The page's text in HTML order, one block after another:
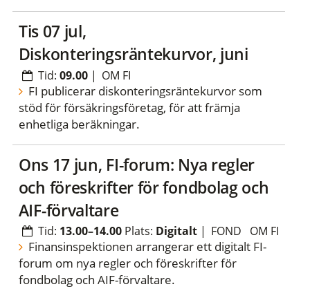
tis 07 jul,
Diskonteringsräntekurvor, juni
Tid:09.00 | OM FI
FI publicerar diskonteringsräntekurvor som
stöd för försäkringsföretag, för att främja
enhetliga beräkningar.
ons 17 jun, FI-forum: Nya regler
och föreskrifter för fondbolag och
AIF-förvaltare
Tid: 13.00–14.00 Plats: Digitalt | FOND OM FI
Finansinspektionen arrangerar ett digitalt FI-
forum om nya regler och föreskrifter för
fondbolag och AIF-förvaltare.